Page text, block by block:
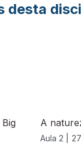
desta
A
Aula 2 |